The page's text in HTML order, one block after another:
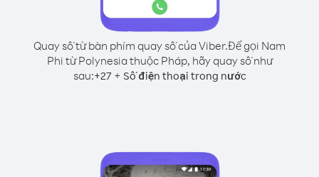
Quay số từ bàn phím quay số của Viber.Để gọi Nam
Phi từ Polynesia thuộc Pháp, hãy quay số như
sau:+27+ Số điện thoại trong nước